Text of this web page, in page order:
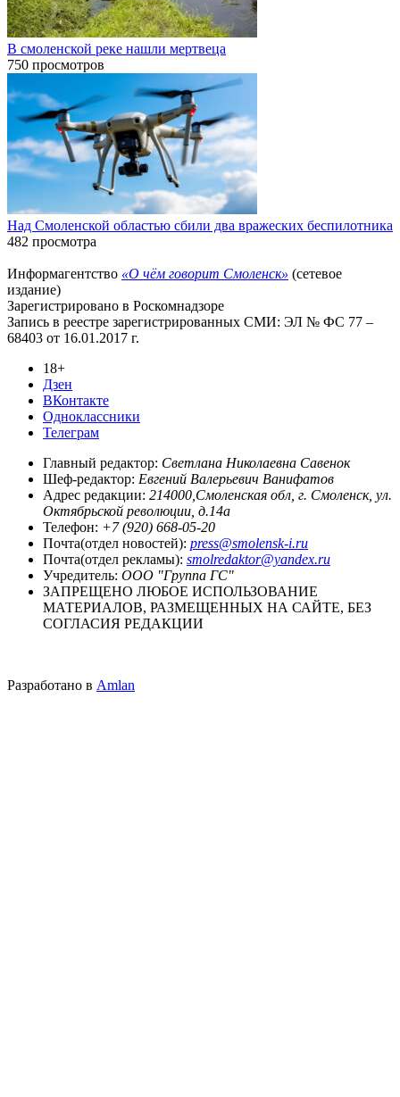
В смоленской реке нашли мертвеца
750 просмотров
Над Смоленской областью сбили два вражеских беспилотника
482 просмотра
Информагентство «О чём говорит Смоленск» (сетевое
издание)
Зарегистрировано в Роскомнадзоре
Запись в реестре зарегистрированных СМИ: ЭЛ № ФС 77 –
68403 от 16.01.2017 г.
18+
Дзен
ВКонтакте
Одноклассники
Телеграм
Главный редактор: Светлана Николаевна Савенок
Шеф-редактор: Евгений Валерьевич Ванифатов
Адрес редакции: 214000,Смоленская обл, г. Смоленск, ул.
Октябрьской революции, д.14а
Телефон: +7 (920) 668-05-20
Почта(отдел новостей): press@smolensk-i.ru
Почта(отдел рекламы): smolredaktor@yandex.ru
Учредитель: ООО "Группа ГС"
ЗАПРЕЩЕНО ЛЮБОЕ ИСПОЛЬЗОВАНИЕ
МАТЕРИАЛОВ, РАЗМЕЩЕННЫХ НА САЙТЕ, БЕЗ
СОГЛАСИЯ РЕДАКЦИИ
Разработано в Amlan